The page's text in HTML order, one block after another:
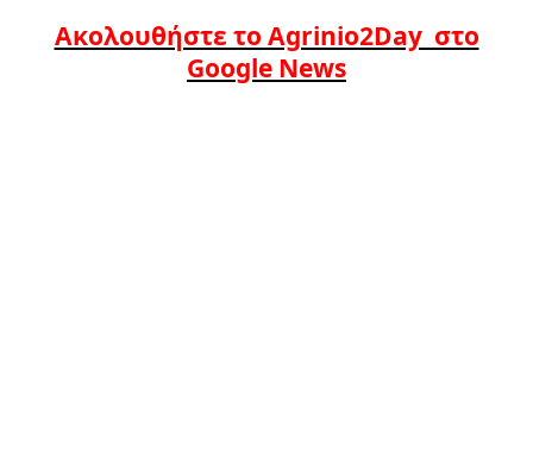
Ακολουθήστε το Agrinio2Day στο
Google News